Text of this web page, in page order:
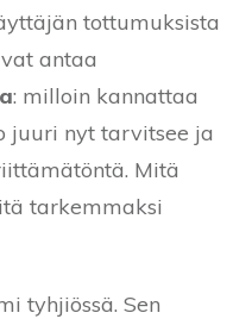
tottumuksista
antaa
: milloin kannattaa
juuri nyt tarvitsee ja
Mitä
tarkemmaksi
tyhjiössä. Sen